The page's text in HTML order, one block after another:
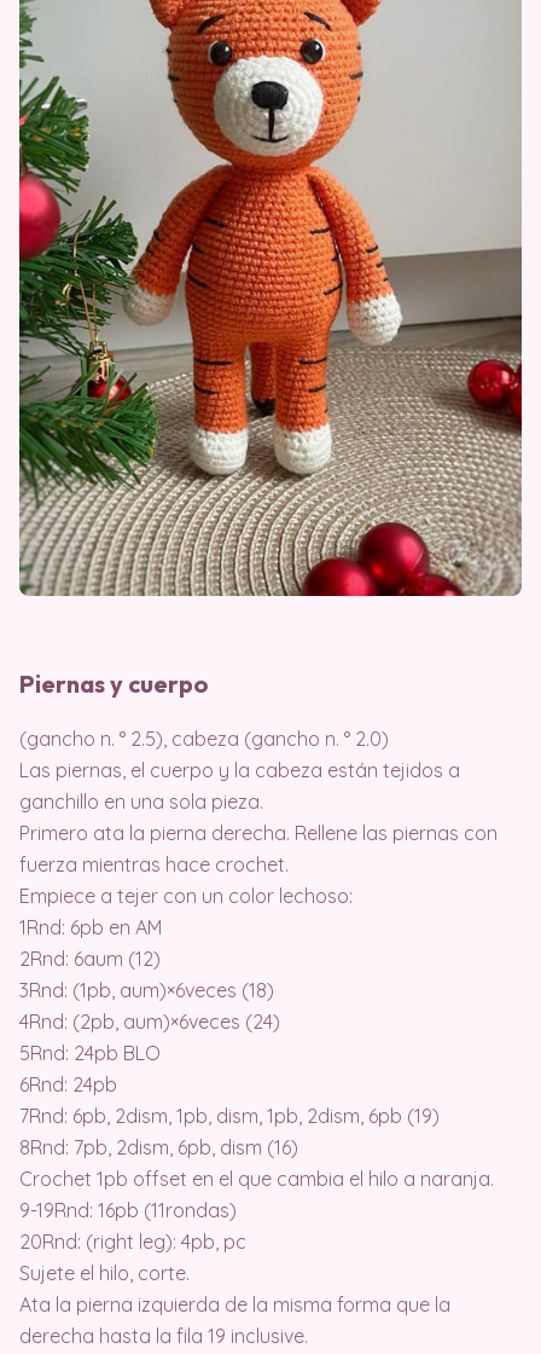
Piernas y cuerpo
(gancho n. ° 2.5), cabeza (gancho n. ° 2.0)
Las piernas, el cuerpo y la cabeza están tejidos a
ganchillo en una sola pieza.
Primero ata la pierna derecha. Rellene las piernas con
fuerza mientras hace crochet.
Empiece a tejer con un color lechoso:
1Rnd: 6pb en AM
2Rnd: 6aum (12)
3Rnd: (1pb, aum)×6veces (18)
4Rnd: (2pb, aum)×6veces (24)
5Rnd: 24pb BLO
6Rnd: 24pb
7Rnd: 6pb, 2dism, 1pb, dism, 1pb, 2dism, 6pb (19)
8Rnd: 7pb, 2dism, 6pb, dism (16)
Crochet 1pb offset en el que cambia el hilo a naranja.
9-19Rnd: 16pb (11rondas)
20Rnd: (right leg): 4pb, pc
Sujete el hilo, corte.
Ata la pierna izquierda de la misma forma que la
derecha hasta la fila 19 inclusive.